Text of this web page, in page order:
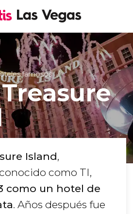
famosos
Island,
como TI,
como un hotel de
. Años después fue